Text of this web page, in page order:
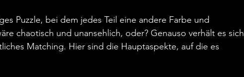
Puzzle, bei dem jedes Teil eine andere Farbe und
chaotisch und unansehlich, oder? Genauso verhält es sich
Matching. Hier sind die Hauptaspekte, auf die es